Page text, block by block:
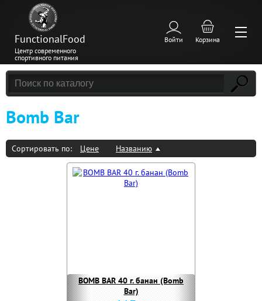
FunctionalFood
Центр современного
спортивного питания
Войти Корзина
Bomb Bar
Сортировать по: Цене Названию
BOMB BAR 40 г. банан (Bomb
Bar)